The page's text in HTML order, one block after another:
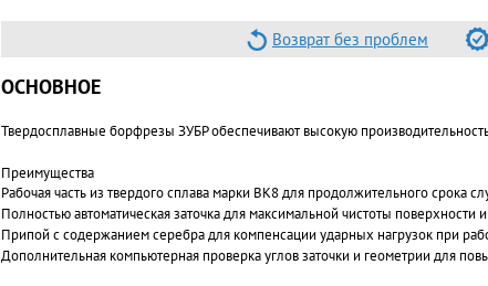
Возврат без проблем
ОСНОВНОЕ
Твердосплавные борфрезы ЗУБР обеспечивают высокую
Преимущества
Рабочая часть из твердого сплава марки ВК8 для продолжительного срока
Полностью автоматическая заточка для максимальной чистоты поверхности
Припой с содержанием серебра для компенсации ударных нагрузок при
Дополнительная компьютерная проверка углов заточки и геометрии для